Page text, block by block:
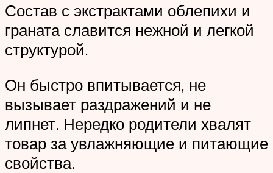
Состав с экстрактами облепихи и
граната славится нежной и легкой
структурой.
Он быстро впитывается, не
вызывает раздражений и не
липнет. Нередко родители хвалят
товар за увлажняющие и питающие
свойства.